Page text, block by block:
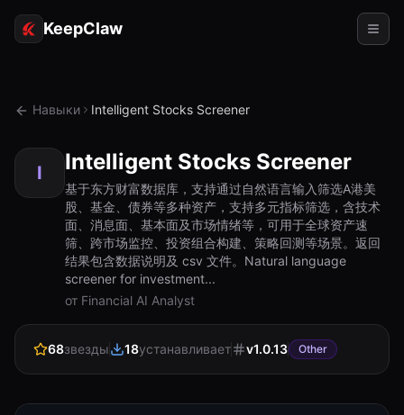
KeepClaw
Доступ к токену
Примеры использования
РЕСУРСЫ
Документация
Навыки Intelligent Stocks Screener
I Intelligent Stocks Screener
基于东方财富数据库，支持通过自然语言输入筛选A港美
股、基金、债券等多种资产，支持多元指标筛选，含技术
面、消息面、基本面及市场情绪等，可用于全球资产速
筛、跨市场监控、投资组合构建、策略回测等场景。返回
结果包含数据说明及 csv 文件。Natural language
screener for investment...
от Financial AI Analyst
68звезды 18устанавливает v1.0.13 Other